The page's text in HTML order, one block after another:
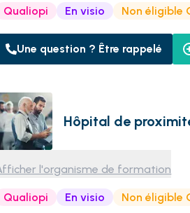
Qualiopi En visio Non éligible
Une question ? Être rappelé
Hôpital de
l'organisme de formation
Qualiopi En visio Non éligible